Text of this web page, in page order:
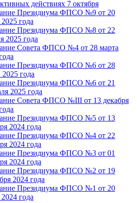
действиях 7 октября
Президиума ФПСО №9 от 20
года
Президиума ФПСО №8 от 22
2025 года
Совета ФПСО №4 от 28 марта
Президиума ФПСО №6 от 28
2025 года
Президиума ФПСО №6 от 21
2025 года
Совета ФПСО №III от 13 декабря
Президиума ФПСО №5 от 13
2024 года
Президиума ФПСО №4 от 22
2024 года
Президиума ФПСО №3 от 01
2024 года
Президиума ФПСО №2 от 19
2024 года
Президиума ФПСО №1 от 20
года